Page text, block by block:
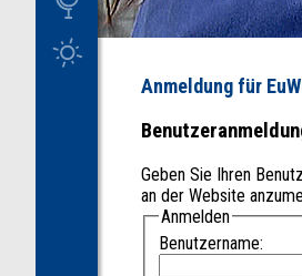
Anmeldung für
Geben Sie Ihren
an der Website
Anmelden
Benutzername: